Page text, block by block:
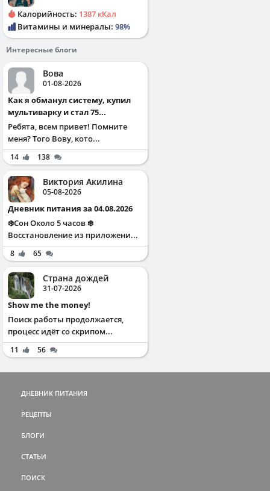
Калорийность: 1387 кКал
Витамины и минералы: 98%
Интересные блоги
Вова
01-08-2026
Как я обманул систему, купил
мультиварку и стал 75...
Ребята, всем привет! Помните
меня? Того Вову, кото...
14 138
Виктория Акилина
05-08-2026
Дневник питания за 04.08.2026
❄️Сон Около 5 часов ❄️
Восстановление из приложени...
8 65
Страна дождей
31-07-2026
Show me the money!
Поиск работы продолжается,
процесс идёт со скрипом...
11 56
ДНЕВНИК ПИТАНИЯ
РЕЦЕПТЫ
БЛОГИ
СТАТЬИ
ПОИСК